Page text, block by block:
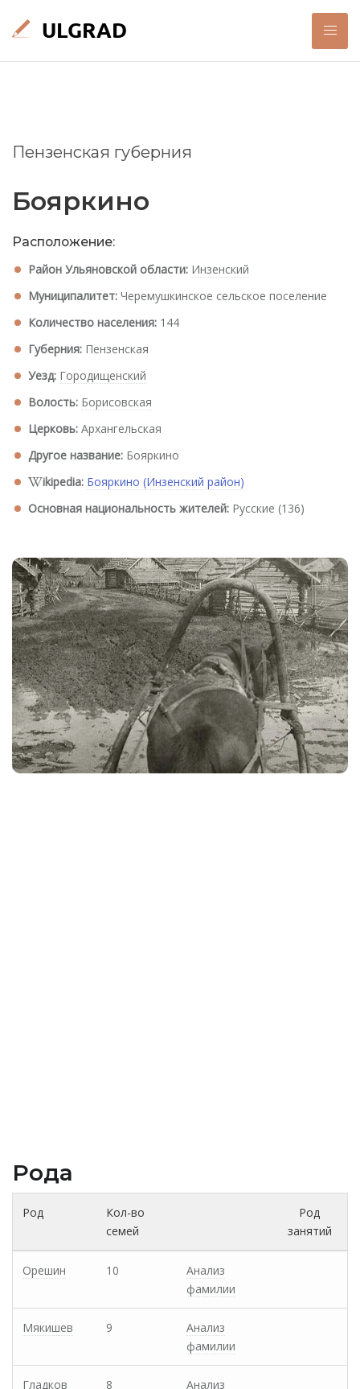
Пензенская губерния
Бояркино
Расположение:
Район Ульяновской области: Инзенский
Муниципалитет: Черемушкинское сельское поселение
Количество населения: 144
Губерния: Пензенская
Уезд: Городищенский
Волость: Борисовская
Церковь: Архангельская
Другое название: Бояркино
ikipedia: Бояркино (Инзенский район)
Основная национальность жителей: Русские (136)
Рода
Род
Кол-во
семей
Род
занятий
Орешин 10
Анализ
фамилии
Мякишев 9
Анализ
фамилии
Гладков 8
Анализ